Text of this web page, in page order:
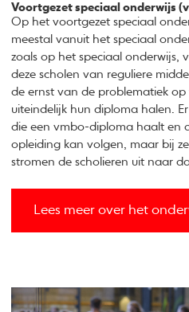
Voortgezet speciaal onderwijs
Op het voortgezet speciaal
meestal vanuit het speciaal
zoals op het speciaal onderwijs,
deze scholen van reguliere
de ernst van de problematiek op
uiteindelijk hun diploma halen.
die een vmbo-diploma haalt en
opleiding kan volgen, maar bij
stromen de scholieren uit naar
Lees meer over het